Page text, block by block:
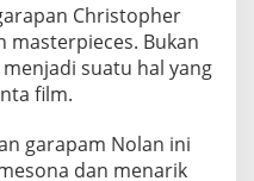
Christopher
masterpieces. Bukan
suatu hal yang
film.
garapam Nolan ini
dan menarik